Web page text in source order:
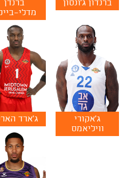
ברנדון ג'ונסון
ברנדן
מדלי-
ג'אקורי
וויליאמס
ג'ארד